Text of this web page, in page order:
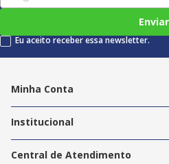
Enviar
Eu aceito receber essa newsletter.
Minha Conta
Editar endereços
Institucional
Nossas Lojas
Central de Atendimento